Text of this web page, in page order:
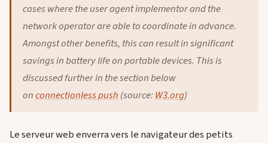
cases where the user agent implementor and the
network operator are able to coordinate in advance.
Amongst other benefits, this can result in significant
savings in battery life on portable devices. This is
discussed further in the section below
onconnectionless push(source:W3.org)
Le serveur web enverra vers le navigateur des petits